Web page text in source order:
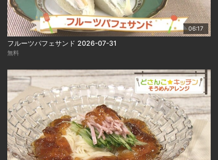
06:17
フルーツパフェサンド 2026-07-31
無料